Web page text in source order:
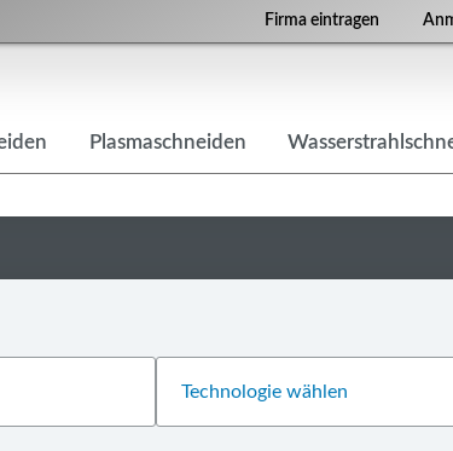
Firma eintragen
Plasmaschneiden